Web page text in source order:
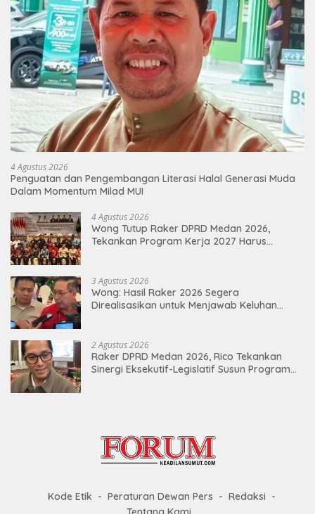
4 Agustus 2026
Penguatan dan Pengembangan Literasi Halal Generasi Muda
Dalam Momentum Milad MUI
4 Agustus 2026
Wong Tutup Raker DPRD Medan 2026,
Tekankan Program Kerja 2027 Harus
3 Agustus 2026
Wong: Hasil Raker 2026 Segera
Direalisasikan untuk Menjawab Keluhan
2 Agustus 2026
Raker DPRD Medan 2026, Rico Tekankan
Sinergi Eksekutif-Legislatif Susun Program
Kode Etik Peraturan Dewan Pers
Redaksi